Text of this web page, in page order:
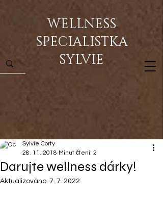
WELLNESS
SPECIALISTKA
SYLVIE
Darujte wellness dárky!
Sylvie Corty
28. 11. 2018 Minut čtení: 2
Aktualizováno: 7. 7. 2022